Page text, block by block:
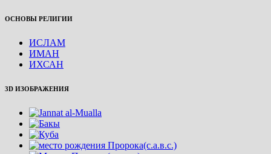
ОСНОВЫ РЕЛИГИИ
ИСЛАМ
ИМАН
ИХСАН
3D ИЗОБРАЖЕНИЯ